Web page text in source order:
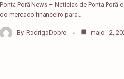
Ponta Porã News – Notícias de Ponta Porã
do mercado financeiro para…
By RodrigoDobre maio 12,